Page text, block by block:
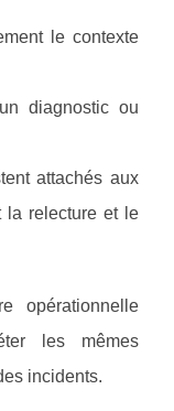
le contexte
diagnostic ou
attachés aux
la relecture et le
opérationnelle
les mêmes
incidents.